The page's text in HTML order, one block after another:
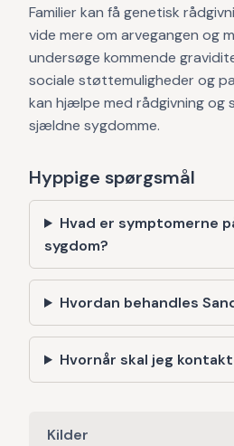
Familier kan få genetisk
vide mere om arvegangen og
undersøge kommende
sociale støttemuligheder og
kan hjælpe med rådgivning og
sjældne sygdomme.
Hyppige spørgsmål
Hvad er symptomerne
sygdom?
Hvordan behandles
Hvornår skal jeg
Kilder